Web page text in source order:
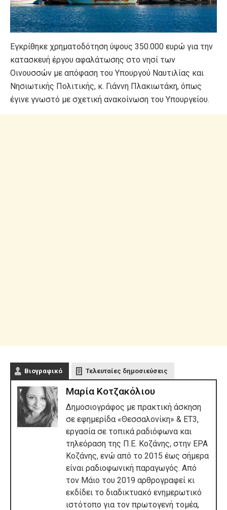
Εγκρίθηκε χρηματοδότηση ύψους 350.000 ευρώ για την
κατασκευή έργου αφαλάτωσης στο νησί των
Οινουσσών με απόφαση του Υπουργού Ναυτιλίας και
Νησιωτικής Πολιτικής, κ. Γιάννη Πλακιωτάκη, όπως
έγινε γνωστό με σχετική ανακοίνωση του Υπουργείου.
Βιογραφικό Τελευταίες δημοσιεύσεις
Μαρία Κοτζακόλιου
Δημοσιογράφος με πρακτική άσκηση
σε εφημερίδα «Θεσσαλονίκη» & ΕΤ3,
εργασία σε τοπικά ραδιόφωνα και
τηλεόραση της Π.Ε. Κοζάνης, στην ΕΡΑ
Κοζάνης, ενώ από το 2015 έως σήμερα
είναι ραδιοφωνική παραγωγός. Από
τον Μάιο του 2019 αρθρογραφεί κι
εκδίδει το διαδικτυακό ενημερωτικό
ιστότοπο για τον πρωτογενή τομέα,